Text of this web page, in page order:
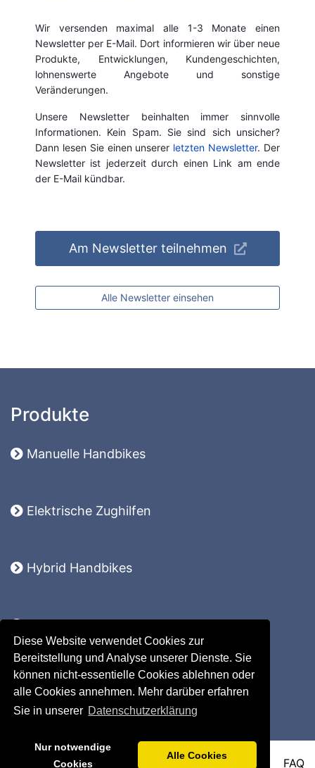
Diese Website verwendet Cookies zur
Bereitstellung und Analyse unserer Dienste. Sie
können nicht-essentielle Cookies ablehnen oder
alle Cookies annehmen. Mehr darüber erfahren
Sie in unserer Datenschutzerklärung
Nur notwendige
Cookies
Alle Cookies
Wir versenden maximal alle 1-3 Monate einen
Newsletter per E-Mail. Dort informieren wir über neue
Produkte, Entwicklungen, Kundengeschichten,
lohnenswerte Angebote und sonstige
Veränderungen.
Unsere Newsletter beinhalten immer sinnvolle
Informationen. Kein Spam. Sie sind sich unsicher?
Dann lesen Sie einen unserer letzten Newsletter. Der
Newsletter ist jederzeit durch einen Link am ende
der E-Mail kündbar.
Am Newsletter teilnehmen
Alle Newsletter einsehen
Produkte
Manuelle Handbikes
Elektrische Zughilfen
Hybrid Handbikes
Komplettsysteme
Lomo 360
Ersatzteile
Zubehör
IMPRESSUM DATENSCHUTZ FAQ